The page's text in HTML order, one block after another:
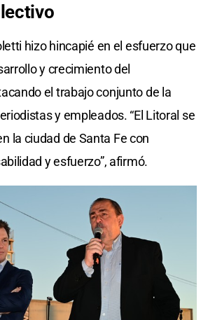
hizo hincapié en el esfuerzo que
y crecimiento del
el trabajo conjunto de la
y empleados. “El Litoral se
la ciudad de Santa Fe con
y esfuerzo”, afirmó.